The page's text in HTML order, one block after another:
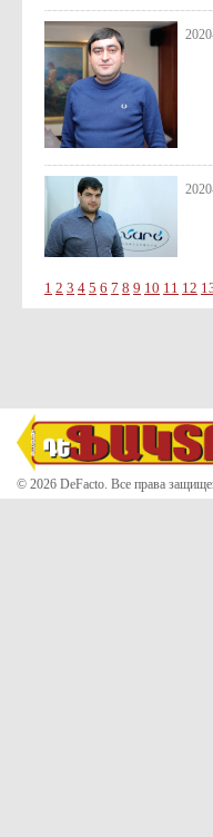
1 2 3 4 5 6 7 8 9 10 11 12
© 2026 DeFacto. Все права